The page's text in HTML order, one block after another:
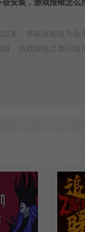
多，本站目前仅为会
，游戏报错之类问题